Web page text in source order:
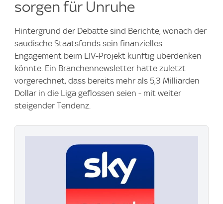
sorgen für Unruhe
Hintergrund der Debatte sind Berichte, wonach der
saudische Staatsfonds sein finanzielles
Engagement beim LIV‑Projekt künftig überdenken
könnte. Ein Branchennewsletter hatte zuletzt
vorgerechnet, dass bereits mehr als 5,3 Milliarden
Dollar in die Liga geflossen seien - mit weiter
steigender Tendenz.